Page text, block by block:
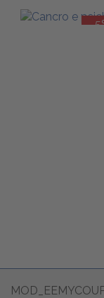
-